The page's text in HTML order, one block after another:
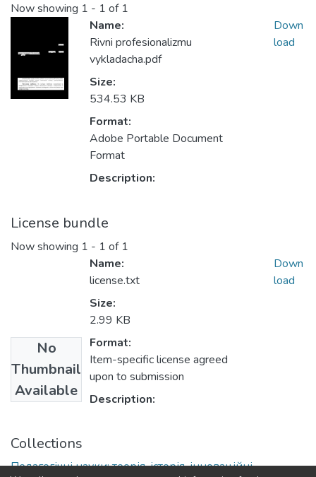
Now showing 1 - 1 of 1
Name:
Rivni profesionalizmu
vykladacha.pdf
Size:
534.53 KB
Format:
Adobe Portable Document
Format
Description:
Down
load
License bundle
Now showing 1 - 1 of 1
No
Thumbnail
Available
Name:
license.txt
Size:
2.99 KB
Format:
Item-specific license agreed
upon to submission
Description:
Down
load
Collections
Педагогічні науки: теорія, історія, інноваційні